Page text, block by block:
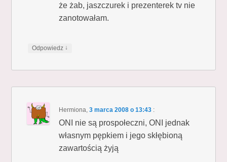
że żab, jaszczurek i prezenterek tv nie
zanotowałam.
Odpowiedz ↓
Hermiona,3 marca 2008 o 13:43 :
ONI nie są prospołeczni, ONI jednak
własnym pępkiem i jego skłębioną
zawartością żyją